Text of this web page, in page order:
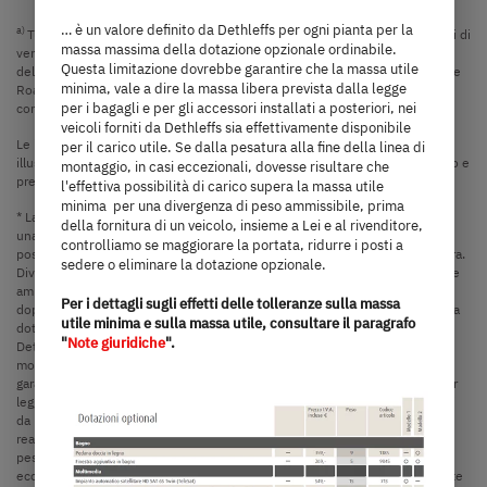
a) Tutti i prezzi sono prezzi di vendita raccomandati in EUR, basati sui prezzi di
vendita italiani. I prezzi in altri paesi possono differire a causa della valuta,
dell'IVA specifica del Paese, delle specifiche del Paese, delle tariffe On The
Road o dei dazi all'importazione. Contattate il vostro rivenditore locale per
conoscere i prezzi, le tasse e i dazi applicabili nel vostro Paese.
Le immagini riportate in questo configuratore di veicoli hanno solo scopo
illustrativo. Possono provenire da altri modelli o varianti di equipaggiamento e
presentare differenze.
* La massa in ordine di marcia indicata è un valore predefinito stabilito con
una procedura di omologazione. A causa delle tolleranze di produzione è
possibile che la massa in ordine di marcia differisca dal valore indicato sopra.
Divergenze pari a ± 5 % della massa in ordine di marcia sono giuridicamente
ammissibili. Il margine ammissibile in chilogrammi è indicato tra parentesi
dopo la massa in ordine di marcia. La massa specificata dal produttore per la
dotazione opzionale è un valore calcolato per il tipo e la pianta, con cui
Dethleffs definisce il peso massimo disponibile per la dotazione opzionale
montata in fabbrica. La limitazione della dotazione opzionale dovrebbe
garantire che la massa utile minima, vale a dire la massa libera prescritta per
legge per i bagagli e per gli accessori installati a posteriori, nei veicoli forniti
da Dethleffs sia effettivamente disponibile anche per il carico utile. Il peso
reale del veicolo franco fabbrica può essere determinato solo tramite
pesatura alla fine della linea di montaggio. Se dalla pesatura, in casi
eccezionali, dovesse risultare che l'effettiva possibilità di carico, nonostante
… è un valore definito da Dethleffs per ogni pianta per la
massa massima della dotazione opzionale ordinabile.
Questa limitazione dovrebbe garantire che la massa utile
minima, vale a dire la massa libera prevista dalla legge
per i bagagli e per gli accessori installati a posteriori, nei
veicoli forniti da Dethleffs sia effettivamente disponibile
per il carico utile. Se dalla pesatura alla fine della linea di
montaggio, in casi eccezionali, dovesse risultare che
l'effettiva possibilità di carico supera la massa utile
minima per una divergenza di peso ammissibile, prima
della fornitura di un veicolo, insieme a Lei e al rivenditore,
controlliamo se maggiorare la portata, ridurre i posti a
sedere o eliminare la dotazione opzionale.
Per i dettagli sugli effetti delle tolleranze sulla massa
utile minima e sulla massa utile, consultare il paragrafo
"Note giuridiche".